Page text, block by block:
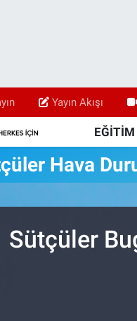
Yayın Akışı
EĞİTİM
Hava
Sütçüler